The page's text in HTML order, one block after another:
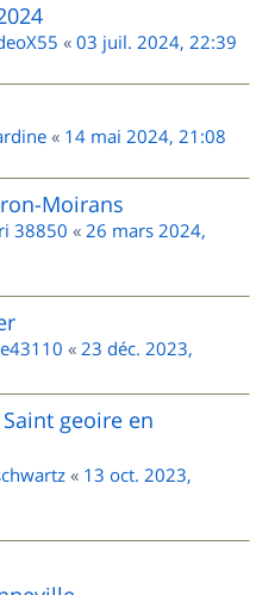
« 03 juil. 2024, 22:39
« 14 mai 2024, 21:08
Moirans
38850 « 26 mars 2024,
« 23 déc. 2023,
geoire en
« 13 oct. 2023,